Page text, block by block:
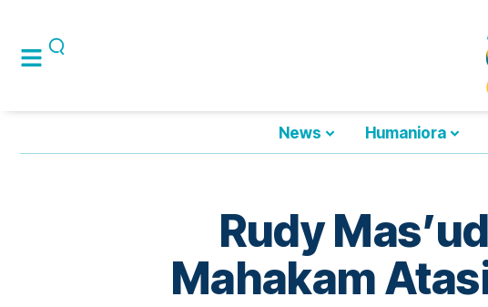
News Humaniora
Rudy
Mahakam